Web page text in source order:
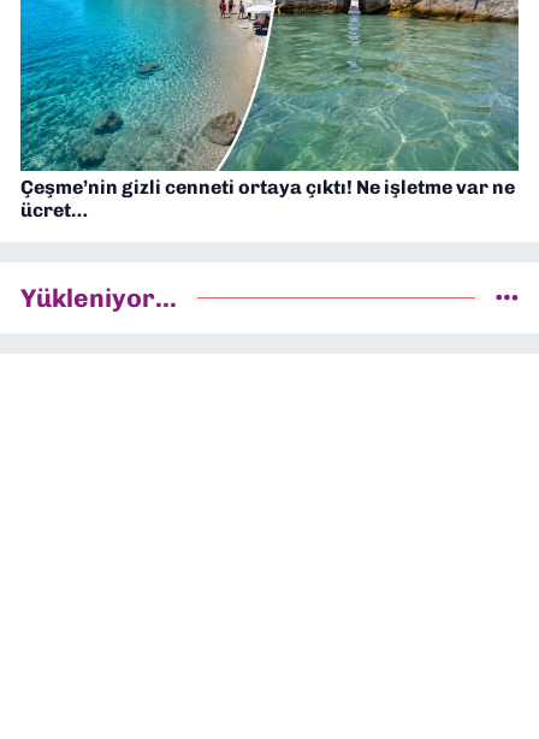
Çeşme’nin gizli cenneti ortaya çıktı! Ne işletme var ne
ücret…
Yükleniyor...